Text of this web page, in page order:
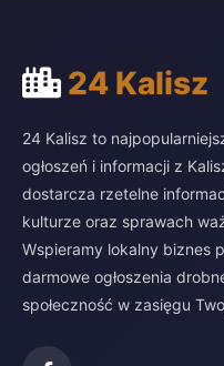
24 Kalisz
24 Kalisz to
ogłoszeń i informacji z
dostarcza rzetelne
kulturze oraz sprawach
Wspieramy lokalny biznes
darmowe ogłoszenia
społeczność w zasięgu